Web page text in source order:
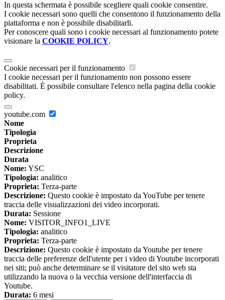
In questa schermata è possibile scegliere quali cookie consentire.
I cookie necessari sono quelli che consentono il funzionamento della
piattaforma e non è possibile disabilitarli.
Per conoscere quali sono i cookie necessari al funzionamento potete
visionare la COOKIE POLICY.
Cookie necessari per il funzionamento
I cookie necessari per il funzionamento non possono essere
disabilitati. È possibile consultare l'elenco nella pagina della cookie
policy.
youtube.com
Nome
Tipologia
Proprieta
Descrizione
Durata
Nome: YSC
Tipologia: analitico
Proprieta: Terza-parte
Descrizione: Questo cookie è impostato da YouTube per tenere
traccia delle visualizzazioni dei video incorporati.
Durata: Sessione
Nome: VISITOR_INFO1_LIVE
Tipologia: analitico
Proprieta: Terza-parte
Descrizione: Questo cookie è impostato da Youtube per tenere
traccia delle preferenze dell'utente per i video di Youtube incorporati
nei siti; può anche determinare se il visitatore del sito web sta
utilizzando la nuova o la vecchia versione dell'interfaccia di
Youtube.
Durata: 6 mesi